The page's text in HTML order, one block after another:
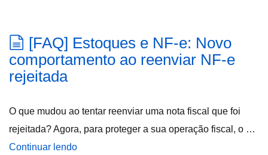
[FAQ] Estoques e NF-e: Novo
comportamento ao reenviar NF-e
rejeitada
O que mudou ao tentar reenviar uma nota fiscal que foi
rejeitada? Agora, para proteger a sua operação fiscal, o …
Continuar lendo